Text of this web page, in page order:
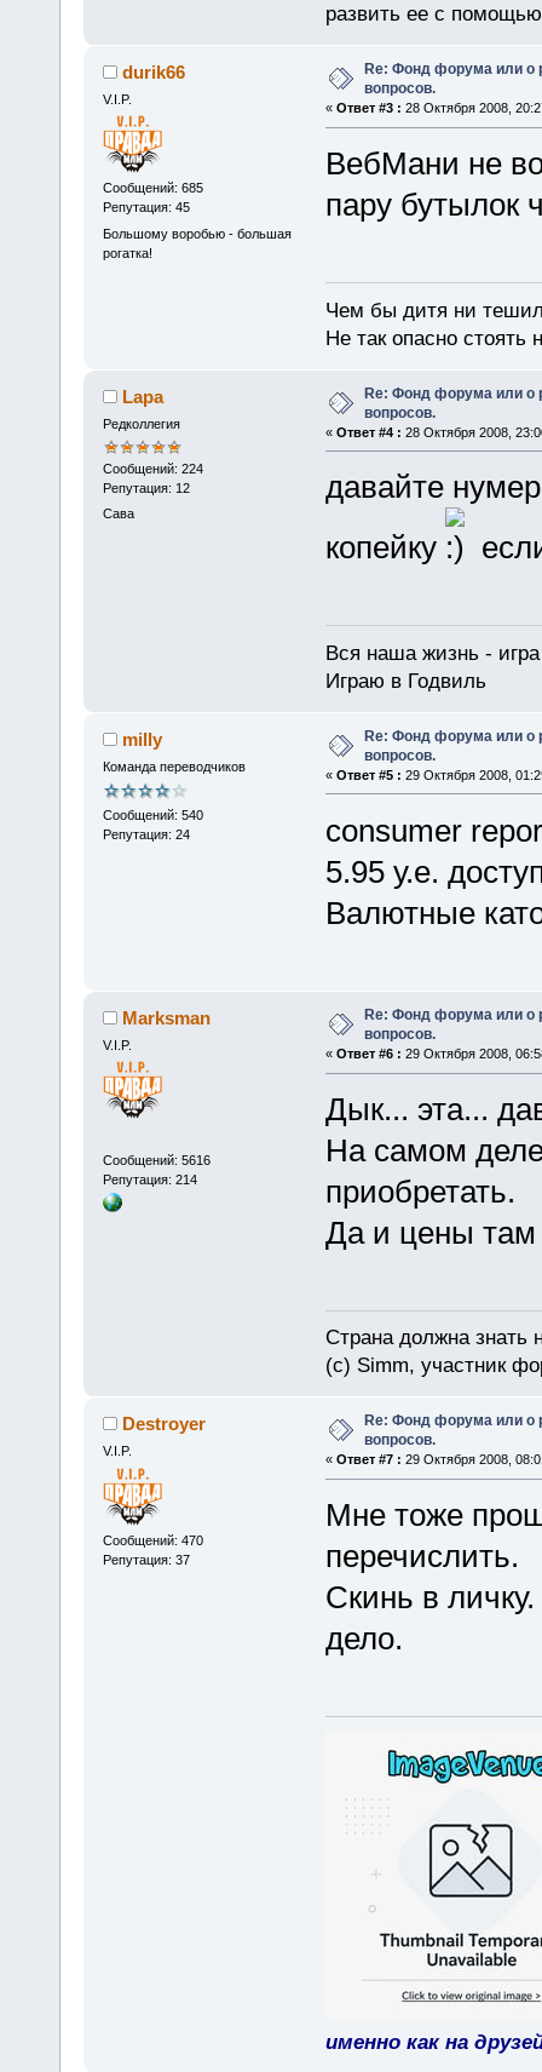
развить ее с
durik66
V.I.P.
Сообщений: 685
Репутация: 45
Большому воробью - большая
рогатка!
Re: Фонд форума или
вопросов.
« Ответ #3 : 28 Октября 2008,
ВебМани не
пару бутылок
Чем бы дитя ни
Не так опасно стоять
Lapa
Редколлегия
Сообщений: 224
Репутация: 12
Сава
Re: Фонд форума или о
вопросов.
« Ответ #4 : 28 Октября 2008,
давайте
копейку
Вся наша жизнь -
Играю в Годвиль
milly
Команда переводчиков
Сообщений: 540
Репутация: 24
Re: Фонд форума или
вопросов.
« Ответ #5 : 29 Октября 2008,
consumer
5.95 у.е.
Валютные
Marksman
V.I.P.
Сообщений: 5616
Репутация: 214
Re: Фонд форума или
вопросов.
« Ответ #6 : 29 Октября 2008,
Дык... эта...
На самом
приобретать.
Да и цены там
Страна должна знать
(c) Simm, участник
Destroyer
V.I.P.
Сообщений: 470
Репутация: 37
Re: Фонд форума или
вопросов.
« Ответ #7 : 29 Октября 2008,
Мне тоже
перечислить.
Скинь в
дело.
именно как на